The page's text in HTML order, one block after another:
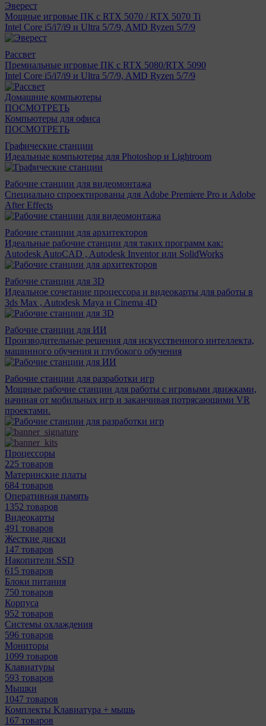
Эверест
Мощные игровые ПК с RTX 5070 / RTX 5070 Ti
Intel Core i5/i7/i9 и Ultra 5/7/9, AMD Ryzen 5/7/9
Рассвет
Премиальные игровые ПК с RTX 5080/RTX 5090
Intel Core i5/i7/i9 и Ultra 5/7/9, AMD Ryzen 5/7/9
Домашние компьютеры
ПОСМОТРЕТЬ
Компьютеры для офиса
ПОСМОТРЕТЬ
Графические станции
Идеальные компьютеры для Photoshop и Lightroom
Рабочие станции для видеомонтажа
Специально спроектированы для Adobe Premiere Pro и Adobe
After Effects
Рабочие станции для архитекторов
Идеальные рабочие станции для таких программ как:
Autodesk AutoCAD , Autodesk Inventor или SolidWorks
Рабочие станции для 3D
Идеальное сочетание процессора и видеокарты для работы в
3ds Max , Autodesk Maya и Cinema 4D
Рабочие станции для ИИ
Производительные решения для искусственного интеллекта,
машинного обучения и глубокого обучения
Рабочие станции для разработки игр
Мощные рабочие станции для работы с игровыми движками,
начиная от мобильных игр и заканчивая потрясающими VR
проектами.
Процессоры
225 товаров
Материнcкие платы
684 товаров
Оперативная память
1352 товаров
Видеокарты
491 товаров
Жесткие диски
147 товаров
Накопители SSD
615 товаров
Блоки питания
750 товаров
Корпуса
952 товаров
Системы охлаждения
596 товаров
Мониторы
1099 товаров
Клавиатуры
593 товаров
Мышки
1047 товаров
Комплекты Клавиатура + мышь
167 товаров